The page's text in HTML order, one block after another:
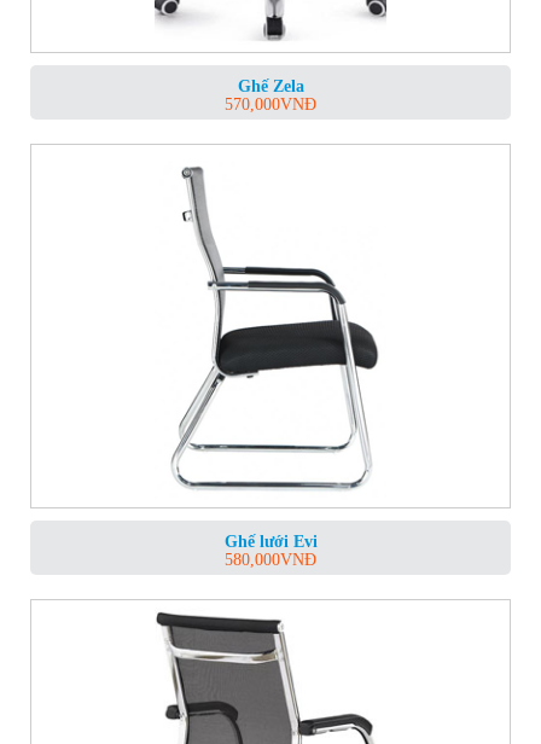
Ghế Zela
570,000VNĐ
Ghế lưới Evi
580,000VNĐ